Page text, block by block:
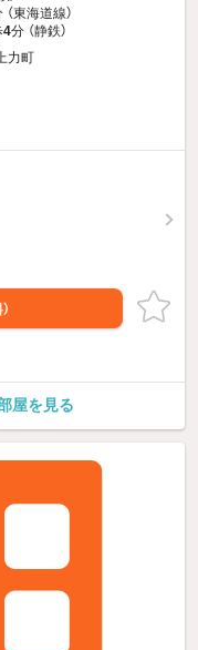
（東海道線）
4分 （静鉄）
力町
屋を見る